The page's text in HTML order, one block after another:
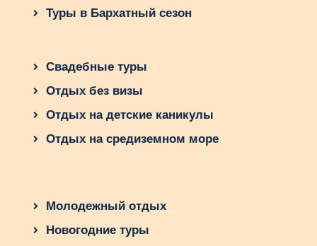
Туры в Бархатный сезон
Свадебные туры
Отдых без визы
Отдых на детские каникулы
Отдых на средиземном море
Молодежный отдых
Новогодние туры